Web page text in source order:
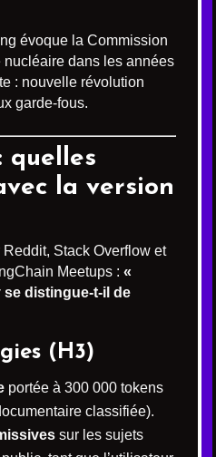
évoque la Commission
dans les années
: nouvelle révolution
garde-fous.
quelles
la version
Stack Overflow et
Meetups : «
se distingue-t-il de
(H3)
portée à 300 000 tokens
classifiée).
sur les sujets